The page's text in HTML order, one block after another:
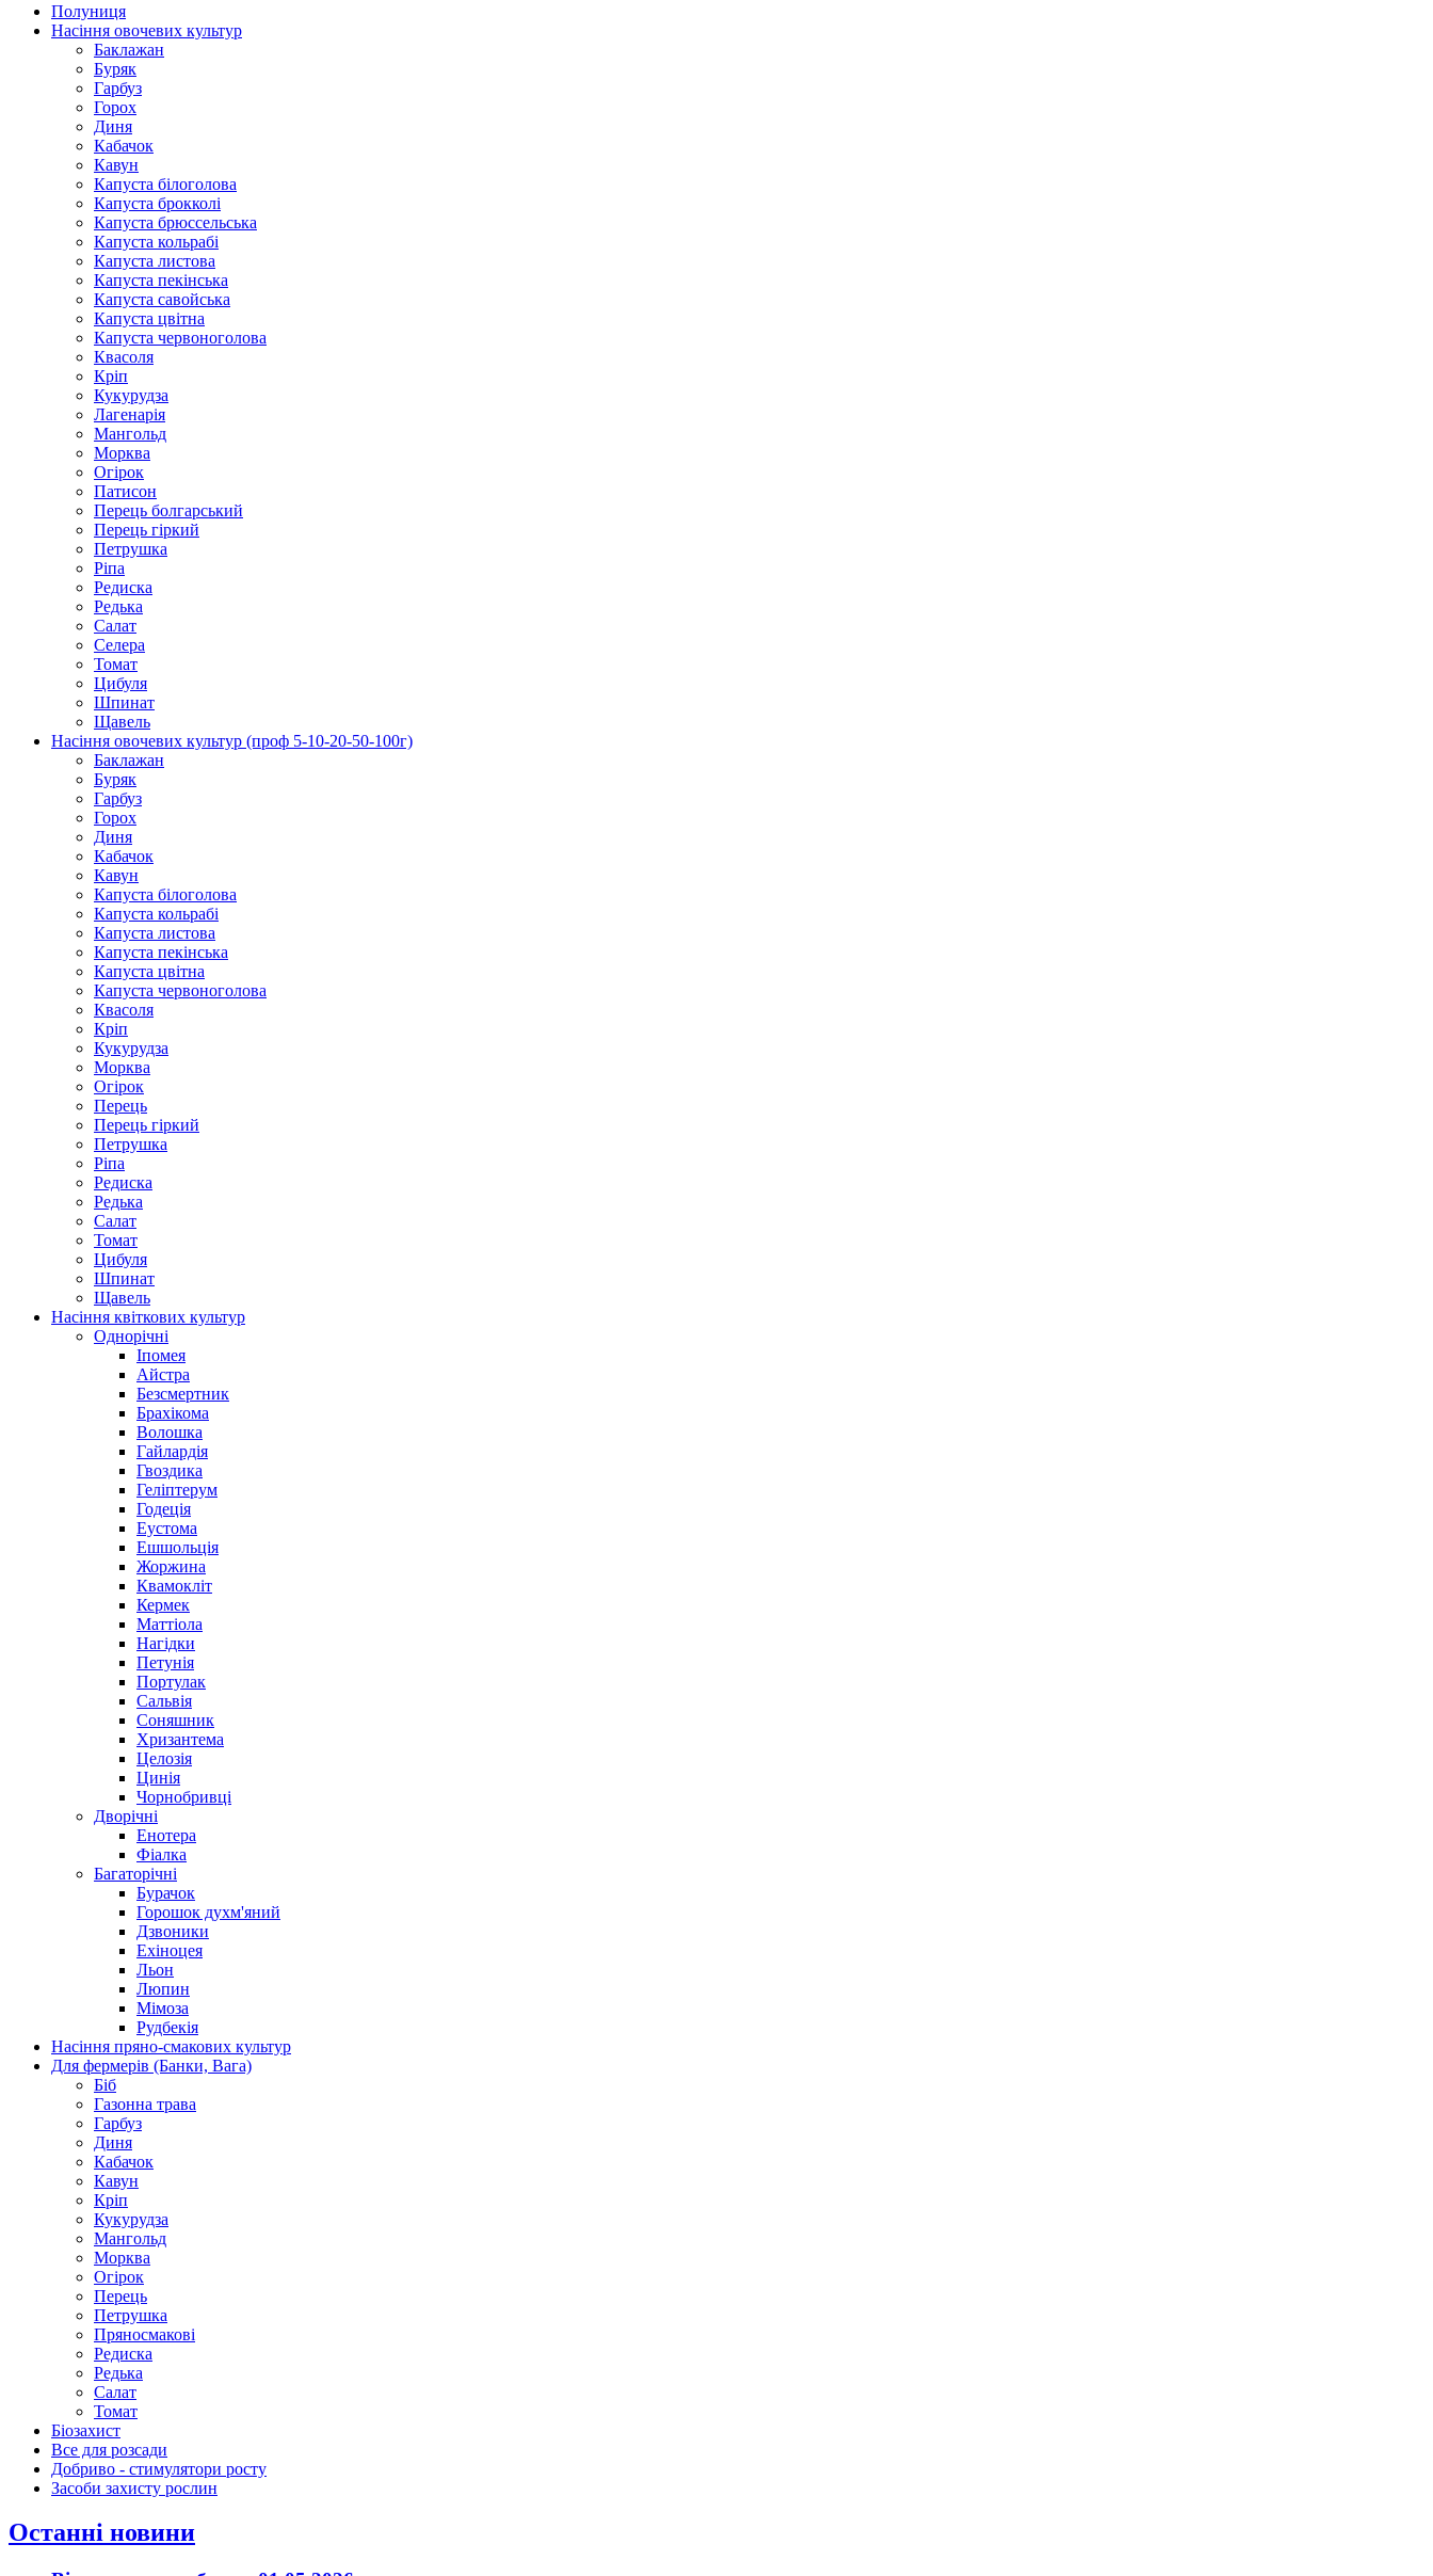
Полуниця
Насіння овочевих культур
Баклажан
Буряк
Гарбуз
Горох
Диня
Кабачок
Кавун
Капуста білоголова
Капуста брокколі
Капуста брюссельська
Капуста кольрабі
Капуста листова
Капуста пекінська
Капуста савойська
Капуста цвітна
Капуста червоноголова
Квасоля
Кріп
Кукурудза
Лагенарія
Мангольд
Морква
Огірок
Патисон
Перець болгарський
Перець гіркий
Петрушка
Ріпа
Редиска
Редька
Салат
Селера
Томат
Цибуля
Шпинат
Щавель
Насіння овочевих культур (проф 5-10-20-50-100г)
Баклажан
Буряк
Гарбуз
Горох
Диня
Кабачок
Кавун
Капуста білоголова
Капуста кольрабі
Капуста листова
Капуста пекінська
Капуста цвітна
Капуста червоноголова
Квасоля
Кріп
Кукурудза
Морква
Огірок
Перець
Перець гіркий
Петрушка
Ріпа
Редиска
Редька
Салат
Томат
Цибуля
Шпинат
Щавель
Насіння квіткових культур
Однорічні
Іпомея
Айстра
Безсмертник
Брахікома
Волошка
Гайлардія
Гвоздика
Геліптерум
Годеція
Еустома
Ешшольція
Жоржина
Квамокліт
Кермек
Маттіола
Нагідки
Петунія
Портулак
Сальвія
Соняшник
Хризантема
Целозія
Цинія
Чорнобривці
Дворічні
Енотера
Фіалка
Багаторічні
Бурачок
Горошок духм'яний
Дзвоники
Ехіноцея
Льон
Люпин
Мімоза
Рудбекія
Насіння пряно-смакових культур
Для фермерів (Банки, Вага)
Біб
Газонна трава
Гарбуз
Диня
Кабачок
Кавун
Кріп
Кукурудза
Мангольд
Морква
Огірок
Перець
Петрушка
Пряносмакові
Редиска
Редька
Салат
Томат
Біозахист
Все для розсади
Добриво - стимулятори росту
Засоби захисту рослин
Останні новини